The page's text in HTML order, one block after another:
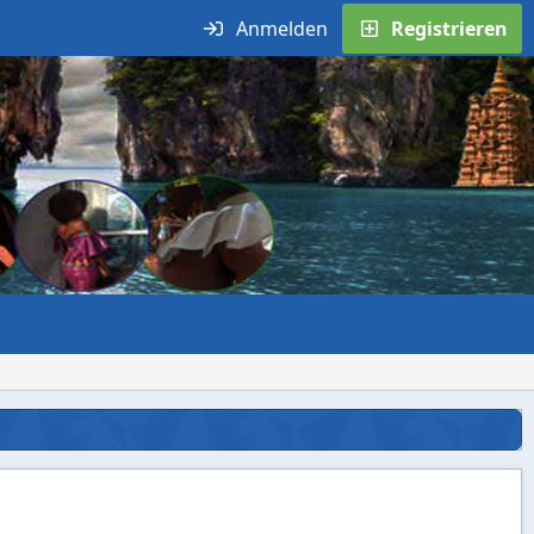
Anmelden Registrieren